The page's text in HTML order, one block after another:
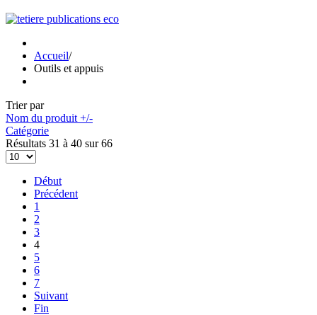
Accueil/
Outils et appuis
Trier par
Nom du produit +/-
Catégorie
Résultats 31 à 40 sur 66
Début
Précédent
1
2
3
4
5
6
7
Suivant
Fin